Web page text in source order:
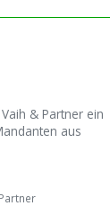
& Partner ein
aus